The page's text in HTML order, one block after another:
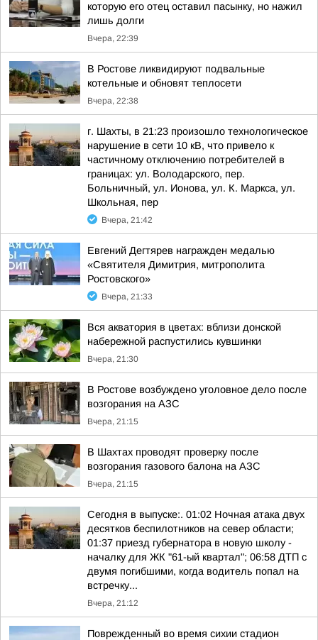
которую его отец оставил пасынку, но нажил
лишь долги
Вчера, 22:39
В Ростове ликвидируют подвальные
котельные и обновят теплосети
Вчера, 22:38
г. Шахты, в 21:23 произошло технологическое
нарушение в сети 10 кВ, что привело к
частичному отключению потребителей в
границах: ул. Володарского, пер.
Больничный, ул. Ионова, ул. К. Маркса, ул.
Школьная, пер
Вчера, 21:42
Евгений Дегтярев награжден медалью
«Святителя Димитрия, митрополита
Ростовского»
Вчера, 21:33
Вся акватория в цветах: вблизи донской
набережной распустились кувшинки
Вчера, 21:30
В Ростове возбуждено уголовное дело после
возгорания на АЗС
Вчера, 21:15
В Шахтах проводят проверку после
возгорания газового балона на АЗС
Вчера, 21:15
Сегодня в выпуске:. 01:02 Ночная атака двух
десятков беспилотников на север области;
01:37 приезд губернатора в новую школу -
началку для ЖК "61-ый квартал"; 06:58 ДТП с
двумя погибшими, когда водитель попал на
встречку...
Вчера, 21:12
Поврежденный во время сихии стадион